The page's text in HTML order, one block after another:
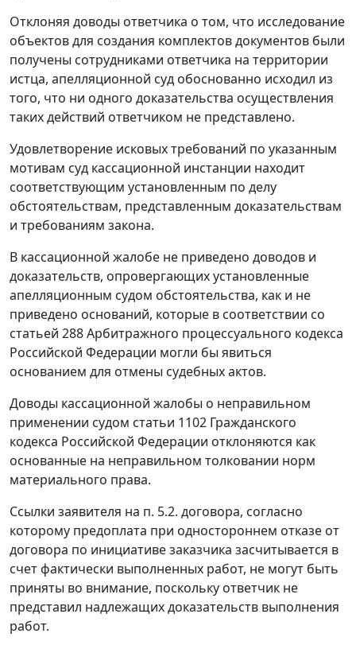
Отклоняя доводы ответчика о том, что исследование
объектов для создания комплектов документов были
получены сотрудниками ответчика на территории
истца, апелляционной суд обоснованно исходил из
того, что ни одного доказательства осуществления
таких действий ответчиком не представлено.
Удовлетворение исковых требований по указанным
мотивам суд кассационной инстанции находит
соответствующим установленным по делу
обстоятельствам, представленным доказательствам
и требованиям закона.
В кассационной жалобе не приведено доводов и
доказательств, опровергающих установленные
апелляционным судом обстоятельства, как и не
приведено оснований, которые в соответствии со
статьей 288Арбитражного процессуального кодекса
Российской Федерации могли бы явиться
основанием для отмены судебных актов.
Доводы кассационной жалобы о неправильном
применении судом статьи 1102 Гражданского
кодекса Российской Федерации отклоняются как
основанные на неправильном толковании норм
материального права.
Ссылки заявителя на п. 5.2. договора, согласно
которому предоплата при одностороннем отказе от
договора по инициативе заказчика засчитывается в
счет фактически выполненных работ, не могут быть
приняты во внимание, поскольку ответчик не
представил надлежащих доказательств выполнения
работ.